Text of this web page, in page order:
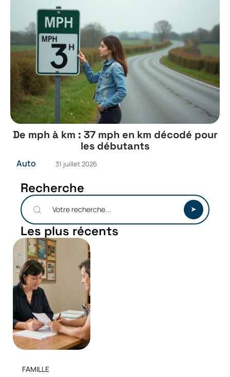
De mph à km : 37 mph en km décodé pour
les débutants
Auto 31 juillet 2026
Recherche
Les plus récents
FAMILLE